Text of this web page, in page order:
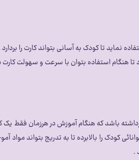
تا کودک به آسانی بتواند کارت را
هنگام استفاده بتوان با سرعت و سهولت کارت
باشد که هنگام آموزش در هرزمان فقط
کودک را بالابرده تا به تدریج بتواند
.